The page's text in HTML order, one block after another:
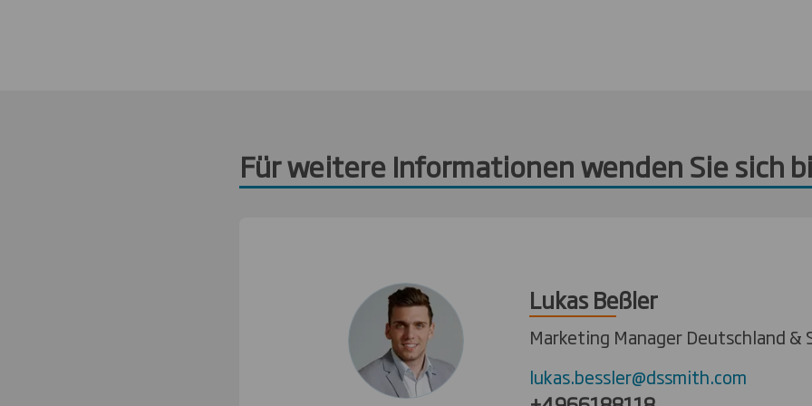
Für weitere Informationen wenden Sie sich
Lukas Beßler
Marketing Manager Deutschland &
lukas.bessler@dssmith.com